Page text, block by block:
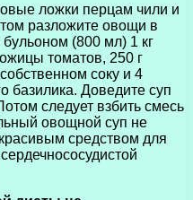
ложки перцам чили и
разложите овощи в
(800 мл) 1 кг
томатов, 250 г
соку и 4
базилика. Доведите суп
следует взбить смесь
овощной суп не
средством для